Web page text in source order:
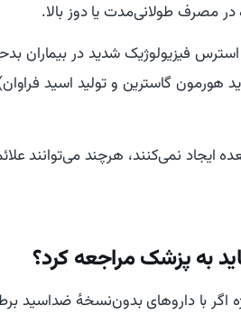
مصرف طولانی‌مدت یا دوز بالا.
فیزیولوژیک شدید در بیماران
هورمون گاسترین و تولید اسید
ایجاد نمی‌کنند، هرچند می‌توانند
به پزشک مراجعه کرد؟
با داروهای بدون‌نسخهٔ ضداسید